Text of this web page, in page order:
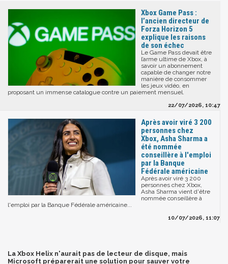
Xbox Game Pass :
l’ancien directeur de
Forza Horizon 5
explique les raisons
de son échec
Le Game Pass devait être
l’arme ultime de Xbox, à
savoir un abonnement
capable de changer notre
manière de consommer
les jeux vidéo, en
proposant un immense catalogue contre un paiement mensuel.
22/07/2026, 10:47
Après avoir viré 3 200
personnes chez
Xbox, Asha Sharma a
été nommée
conseillère à l'emploi
par la Banque
Fédérale américaine
Après avoir viré 3 200
personnes chez Xbox,
Asha Sharma vient d'être
nommée conseillère à
l'emploi par la Banque Fédérale américaine...
10/07/2026, 11:07
La Xbox Helix n'aurait pas de lecteur de disque, mais
Microsoft préparerait une solution pour sauver votre